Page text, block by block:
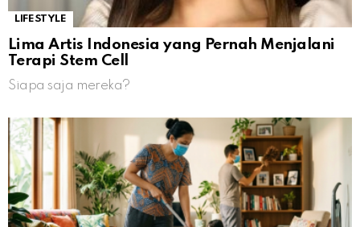
LIFESTYLE
Lima Artis Indonesia yang Pernah Menjalani
Terapi Stem Cell
Siapa saja mereka?